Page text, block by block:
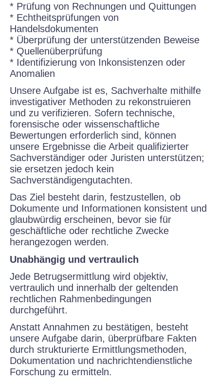
* Prüfung von Rechnungen und Quittungen
* Echtheitsprüfungen von
Handelsdokumenten
* Überprüfung der unterstützenden Beweise
* Quellenüberprüfung
* Identifizierung von Inkonsistenzen oder
Anomalien
Unsere Aufgabe ist es, Sachverhalte mithilfe
investigativer Methoden zu rekonstruieren
und zu verifizieren. Sofern technische,
forensische oder wissenschaftliche
Bewertungen erforderlich sind, können
unsere Ergebnisse die Arbeit qualifizierter
Sachverständiger oder Juristen unterstützen;
sie ersetzen jedoch kein
Sachverständigengutachten.
Das Ziel besteht darin, festzustellen, ob
Dokumente und Informationen konsistent und
glaubwürdig erscheinen, bevor sie für
geschäftliche oder rechtliche Zwecke
herangezogen werden.
Unabhängig und vertraulich
Jede Betrugsermittlung wird objektiv,
vertraulich und innerhalb der geltenden
rechtlichen Rahmenbedingungen
durchgeführt.
Anstatt Annahmen zu bestätigen, besteht
unsere Aufgabe darin, überprüfbare Fakten
durch strukturierte Ermittlungsmethoden,
Dokumentation und nachrichtendienstliche
Forschung zu ermitteln.